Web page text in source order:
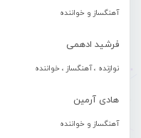
آهنگساز و خواننده
فرشید ادهمی
نوازنده ، آهنگساز ، خواننده
هادی آرمین
آهنگساز و خواننده